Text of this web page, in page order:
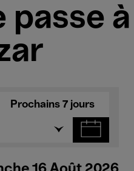
passe à
Prochains 7 jours